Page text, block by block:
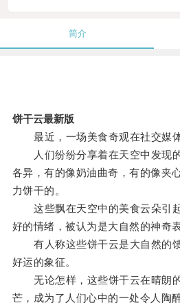
简介
饼干云最新版
最近，一场美食奇观在社交媒体
人们纷纷分享着在天空中发现
各异，有的像奶油曲奇，有的像夹
力饼干的。
这些飘在天空中的美食云朵引
好的情绪，被认为是大自然的神奇表
有人称这些饼干云是大自然的
好运的象征。
无论怎样，这些饼干云在晴朗
芒，成为了人们心中的一处令人陶